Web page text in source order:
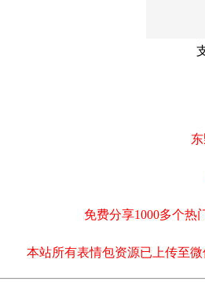
免费分享1000多个
本站所有表情包资源已上传至微